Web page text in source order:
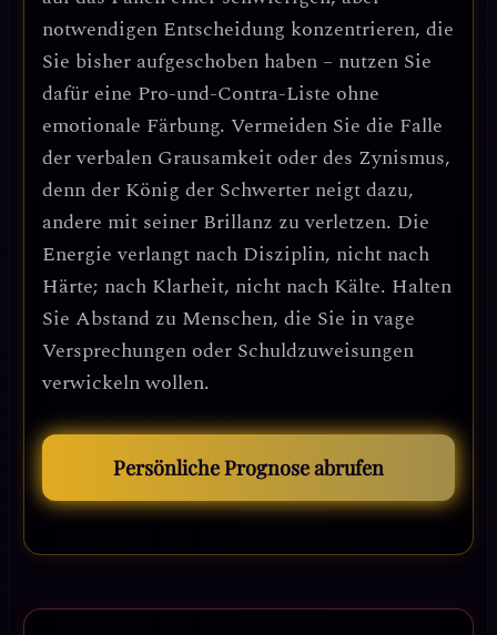
notwendigen Entscheidung konzentrieren, die
Sie bisher aufgeschoben haben – nutzen Sie
dafür eine Pro-und-Contra-Liste ohne
emotionale Färbung. Vermeiden Sie die Falle
der verbalen Grausamkeit oder des Zynismus,
denn der König der Schwerter neigt dazu,
andere mit seiner Brillanz zu verletzen. Die
Energie verlangt nach Disziplin, nicht nach
Härte; nach Klarheit, nicht nach Kälte. Halten
Sie Abstand zu Menschen, die Sie in vage
Versprechungen oder Schuldzuweisungen
verwickeln wollen.
Persönliche Prognose abrufen